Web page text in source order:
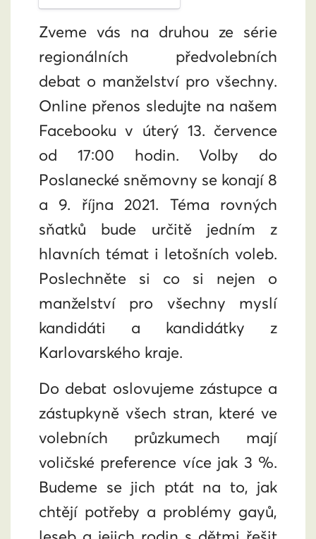
Zveme vás na druhou ze série
regionálních předvolebních
debat o manželství pro všechny.
Online přenos sledujte na našem
Facebooku v úterý 13. července
od 17:00 hodin. Volby do
Poslanecké sněmovny se konají 8
a 9. října 2021. Téma rovných
sňatků bude určitě jedním z
hlavních témat i letošních voleb.
Poslechněte si co si nejen o
manželství pro všechny myslí
kandidáti a kandidátky z
Karlovarského kraje.
Do debat oslovujeme zástupce a
zástupkyně všech stran, které ve
volebních průzkumech mají
voličské preference více jak 3 %.
Budeme se jich ptát na to, jak
chtějí potřeby a problémy gayů,